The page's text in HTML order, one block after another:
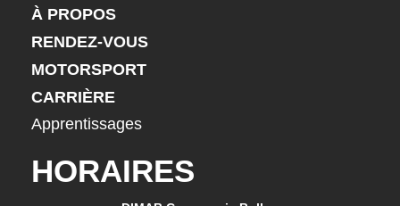
À PROPOS
RENDEZ-VOUS
MOTORSPORT
CARRIÈRE
Apprentissages
HORAIRES